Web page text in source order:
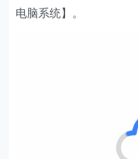
电脑系统】。